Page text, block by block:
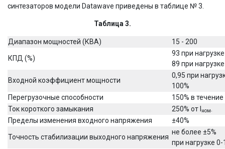
синтезаторов модели Datawave приведены в таблице № 3.
Taблица 3.
Диапазон мощностей (КВА) 15 - 200
КПД (%)
93 при
89 при
Входной коэффициент мощности
0,95 при
100%
Перегрузочные способности
150% в
Ток короткого замыкания
250% от I ном
Пределы изменения входного напряжения
±40%
Точность стабилизации выходного напряжения
не более ±5%
при нагрузке 0-